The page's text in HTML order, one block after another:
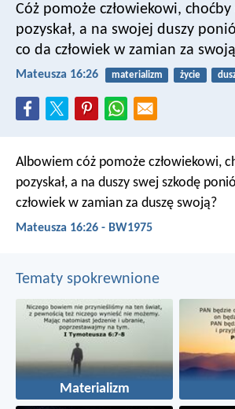
Cóż pomoże człowiekowi, choćby
pozyskał, a na swojej duszy
co da człowiek w zamian za
Mateusza 16:26 materializm życie
Albowiem cóż pomoże człowiekowi,
pozyskał, a na duszy swej szkodę
człowiek w zamian za duszę swoją?
Mateusza 16:26 - BW1975
Tematy spokrewnione
Materializm